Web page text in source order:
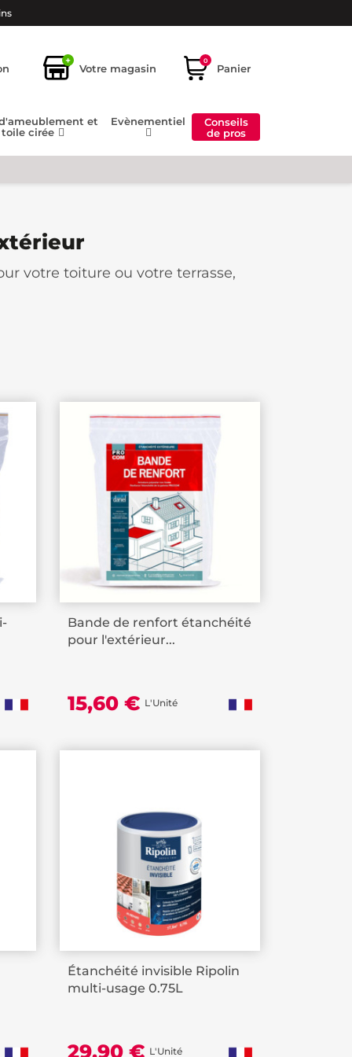
+
Votre magasin
0
Panier
et
toile cirée
Evènementiel
Conseils
de pros
votre toiture ou votre terrasse,
Bande de renfort étanchéité
pour l'extérieur...
15,60 € L'Unité
Étanchéité invisible Ripolin
multi-usage 0.75L
29,90 € L'Unité